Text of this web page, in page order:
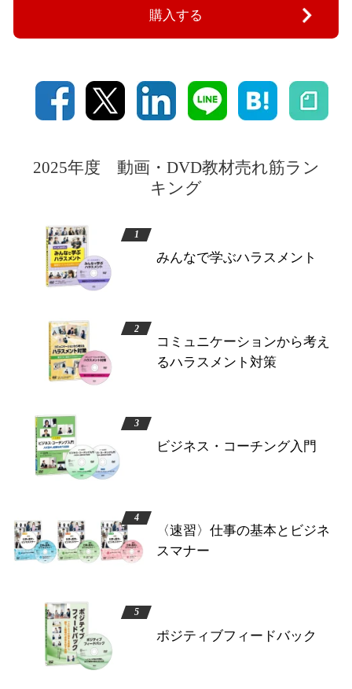
購入する
2025年度 動画・DVD教材売れ筋ラン
キング
みんなで学ぶハラスメント
コミュニケーションから考え
るハラスメント対策
ビジネス・コーチング入門
〈速習〉仕事の基本とビジネ
スマナー
ポジティブフィードバック